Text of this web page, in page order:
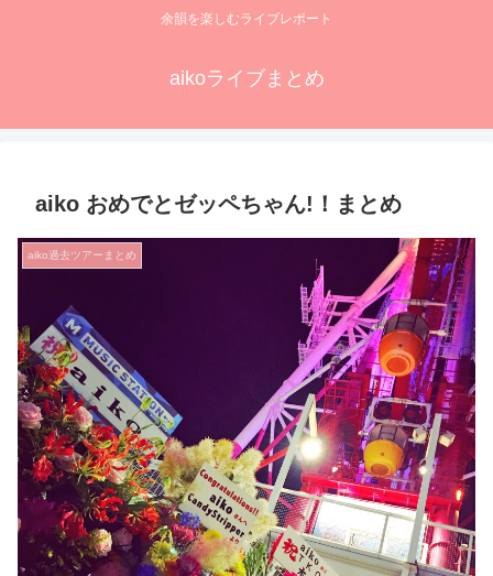
余韻を楽しむライブレポート
aikoライブまとめ
aiko おめでとゼッペちゃん!！まとめ
aiko過去ツアーまとめ